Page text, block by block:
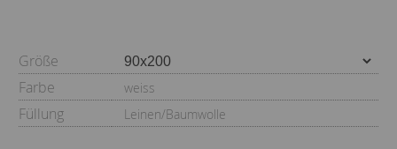
Größe
Farbe
weiss
Füllung Leinen/Baumwolle